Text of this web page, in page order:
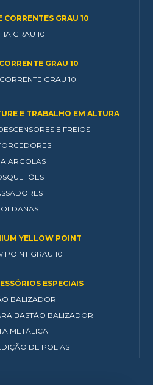
CORRENTES GRAU 10
GRAU 10
GRAU 10
GRAU 10
E TRABALHO EM ALTURA
E FREIOS
ARGOLAS
YELLOW POINT
POINT GRAU 10
ESPECIAIS
BALIZADOR
BASTÃO BALIZADOR
METÁLICA
DE POLIAS